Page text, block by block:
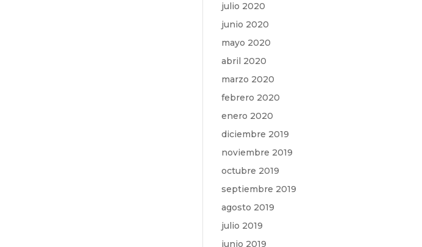
julio 2020
junio 2020
mayo 2020
abril 2020
marzo 2020
febrero 2020
enero 2020
diciembre 2019
noviembre 2019
octubre 2019
septiembre 2019
agosto 2019
julio 2019
junio 2019